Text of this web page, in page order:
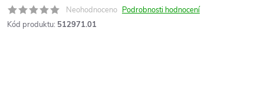
Neohodnoceno Podrobnosti hodnocení
Kód produktu: 512971.01